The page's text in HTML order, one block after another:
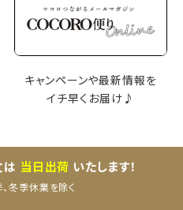
キャンペーンや最新情報を
イチ早くお届け♪
は 当日出荷 いたします！
冬季休業を除く